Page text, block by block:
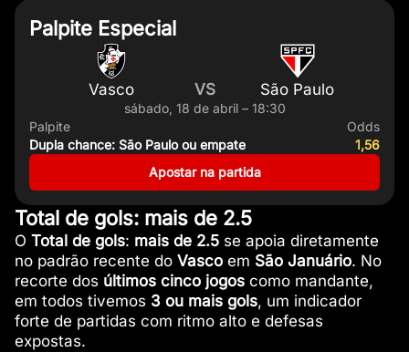
Palpite Especial
Vasco VS São Paulo
sábado, 18 de abril – 18:30
Palpite
Dupla chance: São Paulo ou empate
Odds
1,56
Apostar na partida
Total de gols: mais de 2.5
O Total de gols: mais de 2.5se apoia diretamente
no padrão recente do Vascoem São Januário. No
recorte dos últimos cinco jogoscomo mandante,
em todos tivemos 3 ou mais gols, um indicador
forte de partidas com ritmo alto e defesas
expostas.